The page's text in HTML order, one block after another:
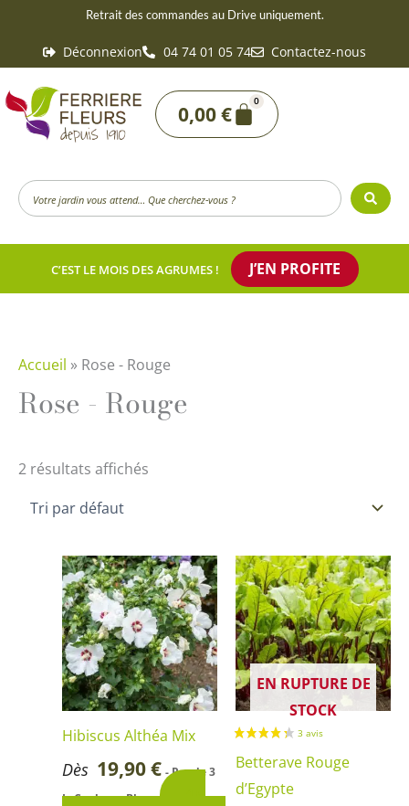
contenu
Retrait des commandes au Drive uniquement.
Déconnexion 04 74 01 05 74 Contactez-nous
0,00€
0
Panier
Search
...
C’EST LE MOIS DES AGRUMES ! J’EN PROFITE
Accueil » Rose - Rouge
Rose - Rouge
2 résultats affichés
Hibiscus Althéa Mix
Dès 19,90€ - Pot de 3
L, Couleur - Blanc
Ce
produit
a
plusieurs
variations.
Les
options
peuvent
être
EN RUPTURE DE
STOCK
Betterave Rouge
d’Egypte
Plage
de
prix :
1,50 €
à
2,00 €
Ce
a
Les